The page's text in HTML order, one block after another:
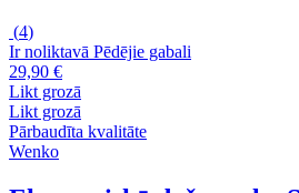
(4)
Ir noliktavā Pēdējie gabali
29,90 €
Likt grozā
Likt grozā
Pārbaudīta kvalitāte
Wenko